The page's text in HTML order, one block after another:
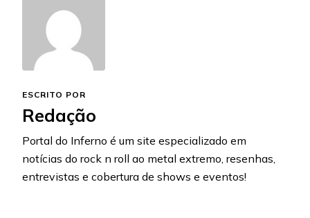
ESCRITO POR
Redação
Portal do Inferno é um site especializado em
notícias do rock n roll ao metal extremo, resenhas,
entrevistas e cobertura de shows e eventos!